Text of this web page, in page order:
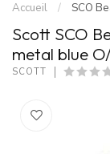
Accueil / SCO
Scott SCO
metal blue
SCOTT